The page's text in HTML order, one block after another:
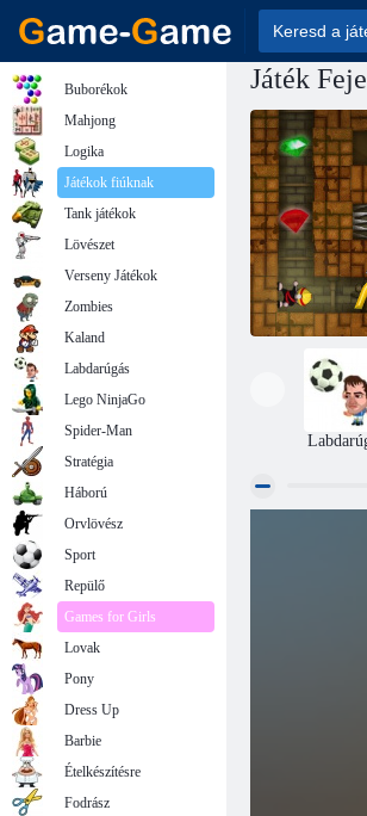
Játék
Buborékok
Mahjong
Logika
Játékok fiúknak
Tank játékok
Lövészet
Verseny Játékok
Zombies
Kaland
Labdarúgás
Lego NinjaGo
Spider-Man
Stratégia
Háború
Orvlövész
Sport
Repülő
Games for Girls
Lovak
Pony
Dress Up
Barbie
Ételkészítésre
Fodrász